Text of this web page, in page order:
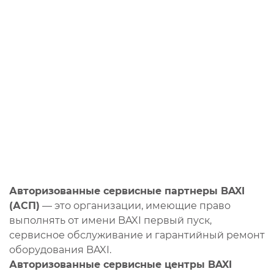
Авторизованные сервисные партнеры BAXI
(АСП) — это организации, имеющие право
выполнять от имени BAXI первый пуск,
сервисное обслуживание и гарантийный ремонт
оборудования BAXI.
Авторизованные сервисные центры BAXI